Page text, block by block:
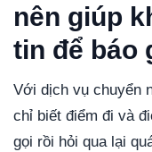
nên giúp
tin để báo
Với dịch vụ chuyển
chỉ biết điểm đi và
gọi rồi hỏi qua lại